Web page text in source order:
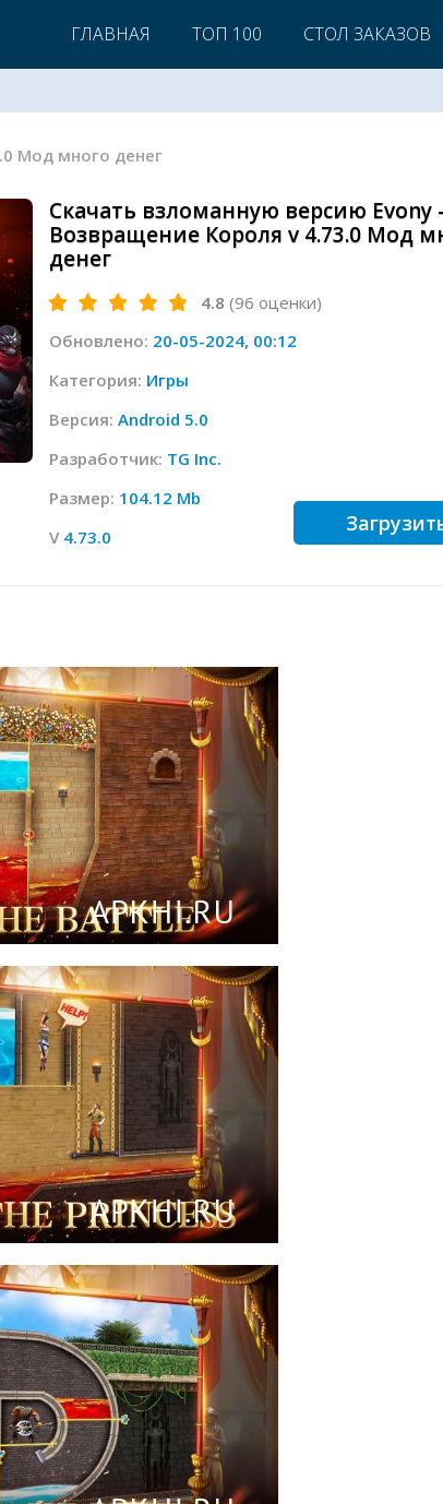
ГЛАВНАЯ ТОП 100 СТОЛ ЗАКАЗОВ
Мод много денег
Скачать взломанную версию Evony -
Возвращение Короля v 4.73.0 Мод
денег
4.8 (96 оценки)
Обновлено: 20-05-2024, 00:12
Категория: Игры
Версия: Android 5.0
Разработчик: TG Inc.
Размер: 104.12 Mb
V 4.73.0